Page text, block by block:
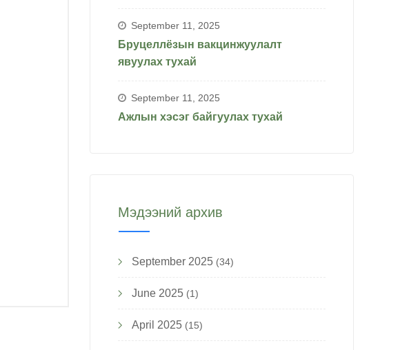
September 11, 2025
Бруцеллёзын вакцинжуулалт
явуулах тухай
September 11, 2025
Ажлын хэсэг байгуулах тухай
Мэдээний архив
September 2025(34)
June 2025(1)
April 2025(15)